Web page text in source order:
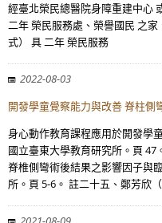
經臺北榮民總醫院身障重建中心
二年 榮民服務處、榮譽國民 之
式） 具 二年 榮民服務
2022-08-03
開發學童覺察能力與改善 脊柱
身心動作教育課程應用於開發學
國立臺東大學教育研究所。頁
脊椎側彎術後結果之影響因子與
所。頁 5-6。 註二十五、鄭芳欣